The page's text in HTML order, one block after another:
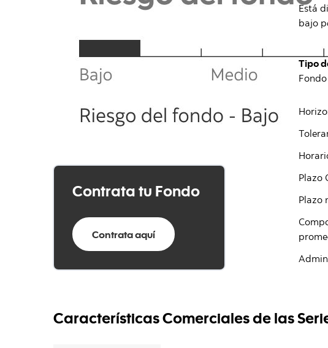
Contrata tu Fondo
Contrata aquí
Está
bajo
Tipo
Plazo
Plazo
Características Comerciales de las